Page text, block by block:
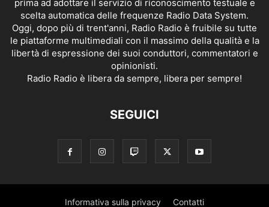
prima ad adottare il servizio di riconoscimento testuale e
scelta automatica delle frequenze Radio Data System.
Oggi, dopo più di trent'anni, Radio Radio è fruibile su tutte
le piattaforme multimediali con il massimo della qualità e la
libertà di espressione dei suoi conduttori, commentatori e
opinionisti.
Radio Radio è libera da sempre, libera per sempre!
SEGUICI
Informativa sulla privacy Contatti